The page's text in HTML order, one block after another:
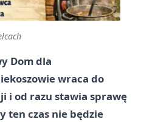
Dom dla
wraca do
i od razu stawia sprawę
ten czas nie będzie